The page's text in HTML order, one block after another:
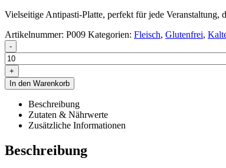
Vielseitige Antipasti-Platte, perfekt für jede Veranstaltung,
Artikelnummer: P009 Kategorien: Fleisch, Glutenfrei,
-
+
In den Warenkorb
Beschreibung
Zutaten & Nährwerte
Zusätzliche Informationen
Beschreibung